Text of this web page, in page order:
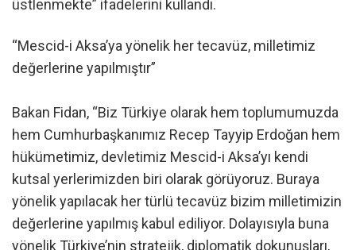
üstlenmekte” ifadelerini kullandı.
“Mescid-i Aksa’ya yönelik her tecavüz, milletimiz
değerlerine yapılmıştır”
Bakan Fidan, “Biz Türkiye olarak hem toplumumuzda
hem Cumhurbaşkanımız Recep Tayyip Erdoğan hem
hükümetimiz, devletimiz Mescid-i Aksa’yı kendi
kutsal yerlerimizden biri olarak görüyoruz. Buraya
yönelik yapılacak her türlü tecavüz bizim milletimizin
değerlerine yapılmış kabul ediliyor. Dolayısıyla buna
yönelik Türkiye’nin stratejik, diplomatik dokunuşları,